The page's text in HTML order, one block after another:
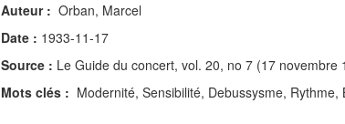
Auteur : Orban, Marcel
Date : 1933-11-17
Source : Le Guide du concert, vol. 20, no 7 (17 novembre
Mots clés : Modernité, Sensibilité, Debussysme,